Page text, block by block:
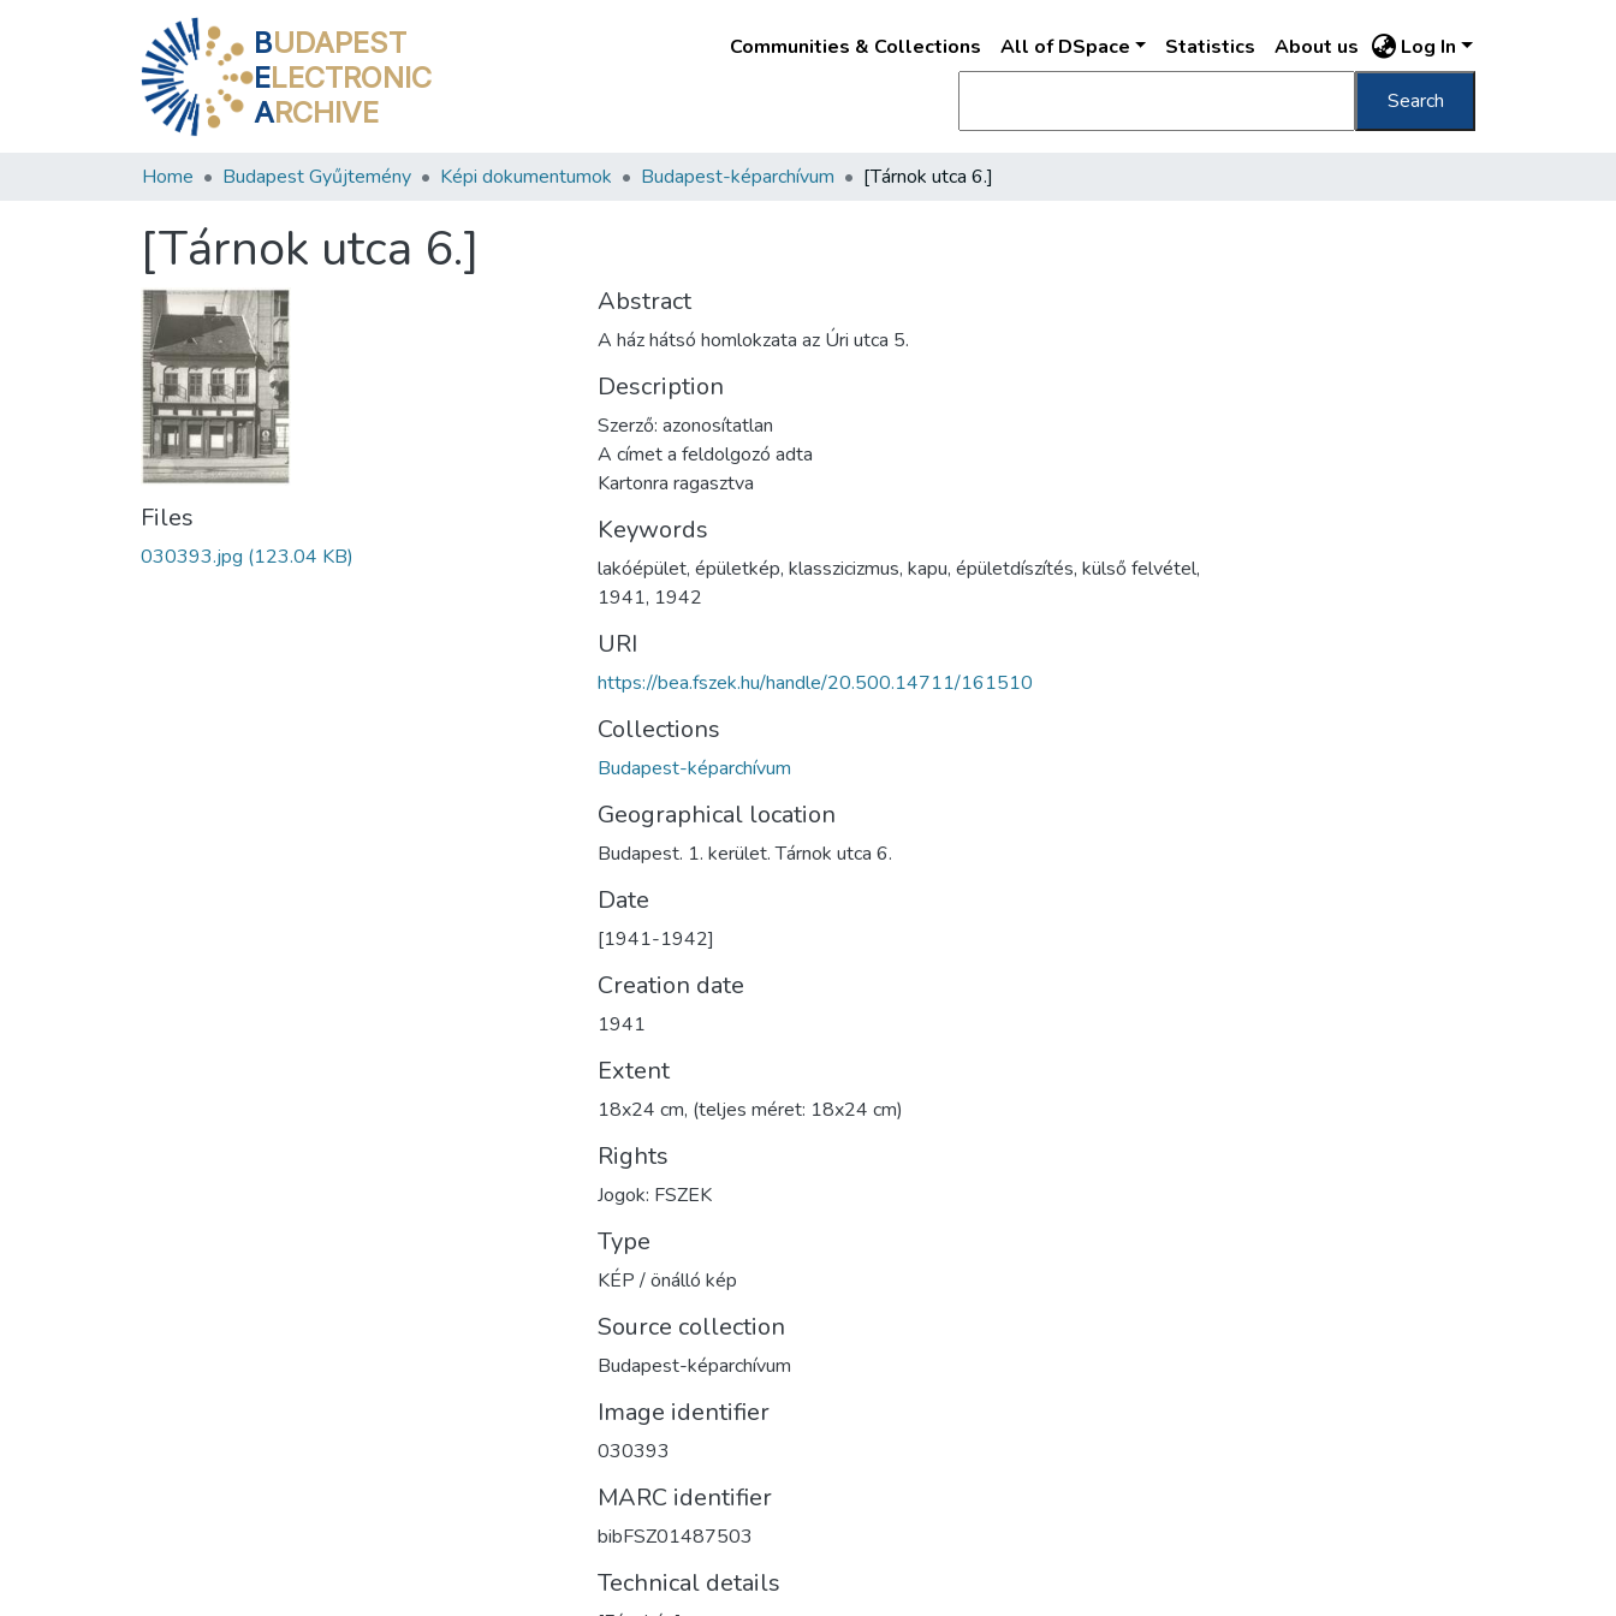
BUDAPEST
ELECTRONIC
ARCHIVE
Communities & Collections All of DSpace Statistics About us Log In
Search
Home Budapest Gyűjtemény Képi dokumentumok Budapest-képarchívum [Tárnok utca 6.]
[Tárnok utca 6.]
Files
030393.jpg (123.04 KB)
Abstract
A ház hátsó homlokzata az Úri utca 5.
Description
Szerző: azonosítatlan
A címet a feldolgozó adta
Kartonra ragasztva
Keywords
lakóépület, épületkép, klasszicizmus, kapu, épületdíszítés, külső felvétel,
1941, 1942
URI
https://bea.fszek.hu/handle/20.500.14711/161510
Collections
Budapest-képarchívum
Geographical location
Budapest. 1. kerület. Tárnok utca 6.
Date
[1941-1942]
Creation date
1941
Extent
18x24 cm, (teljes méret: 18x24 cm)
Rights
Jogok: FSZEK
Type
KÉP / önálló kép
Source collection
Budapest-képarchívum
Image identifier
030393
MARC identifier
bibFSZ01487503
Technical details